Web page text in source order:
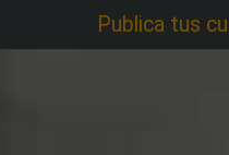
Publica tus